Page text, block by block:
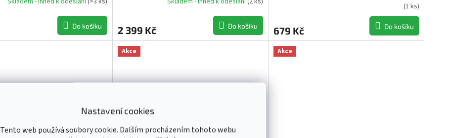
Nastavení cookies
Tento web používá soubory cookie. Dalším procházením tohoto webu
Do košíku 2 399 Kč Do košíku
je
5,0
5
(1 ks)
679 Kč Do košíku
Akce Akce